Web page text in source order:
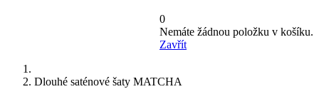
0
Nemáte žádnou položku v košíku.
Zavřít
Dlouhé saténové šaty MATCHA